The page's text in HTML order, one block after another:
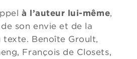
à l’auteur lui-même,
son envie et de la
texte. Benoîte Groult,
François de Closets,